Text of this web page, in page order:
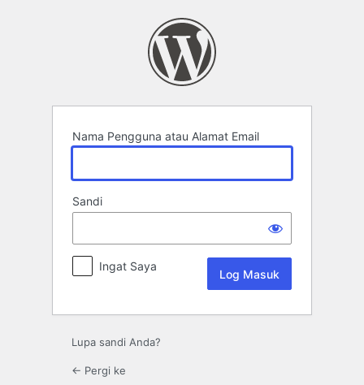
Nama Pengguna atau Alamat Email
Sandi
Ingat Saya
Lupa sandi Anda?
← Pergi ke